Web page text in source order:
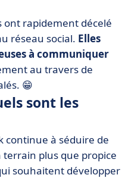
ont rapidement décelé
réseau social. Elles
à communiquer
au travers de
😁
sont les
continue à séduire de
terrain plus que propice
souhaitent développer